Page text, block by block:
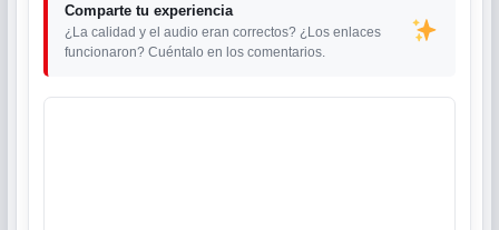
Comparte tu experiencia
¿La calidad y el audio eran correctos? ¿Los enlaces
funcionaron? Cuéntalo en los comentarios.